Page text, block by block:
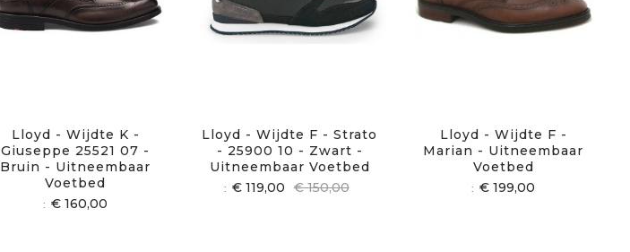
Lloyd - Wijdte K -
Giuseppe 25521 07 -
Bruin - Uitneembaar
Voetbed
€ 160,00
Lloyd - Wijdte F - Strato
- 25900 10 - Zwart -
Uitneembaar Voetbed
€ 119,00 € 150,00
Lloyd - Wijdte F -
Marian - Uitneembaar
Voetbed
€ 199,00